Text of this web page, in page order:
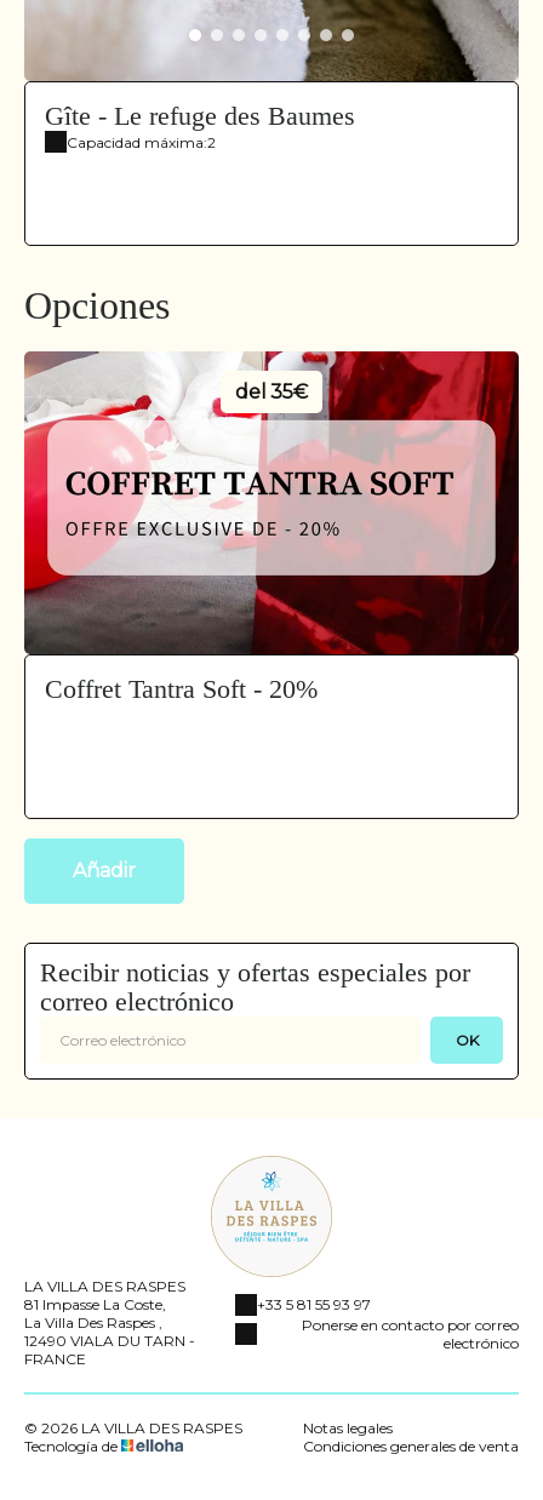
Gîte - Le refuge des Baumes
Capacidad máxima:2
Opciones
del 35€
Coffret Tantra Soft - 20%
Añadir
Recibir noticias y ofertas especiales por
correo electrónico
OK
LA VILLA DES RASPES
81 Impasse La Coste,
La Villa Des Raspes ,
12490 VIALA DU TARN -
FRANCE
+33 5 81 55 93 97
Ponerse en contacto por correo
electrónico
© 2026 LA VILLA DES RASPES
Tecnología de
Notas legales
Condiciones generales de venta